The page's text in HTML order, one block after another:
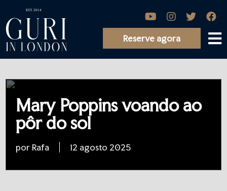
Reserve agora
Mary Poppins voando ao
pôr do sol
por Rafa 12 agosto 2025